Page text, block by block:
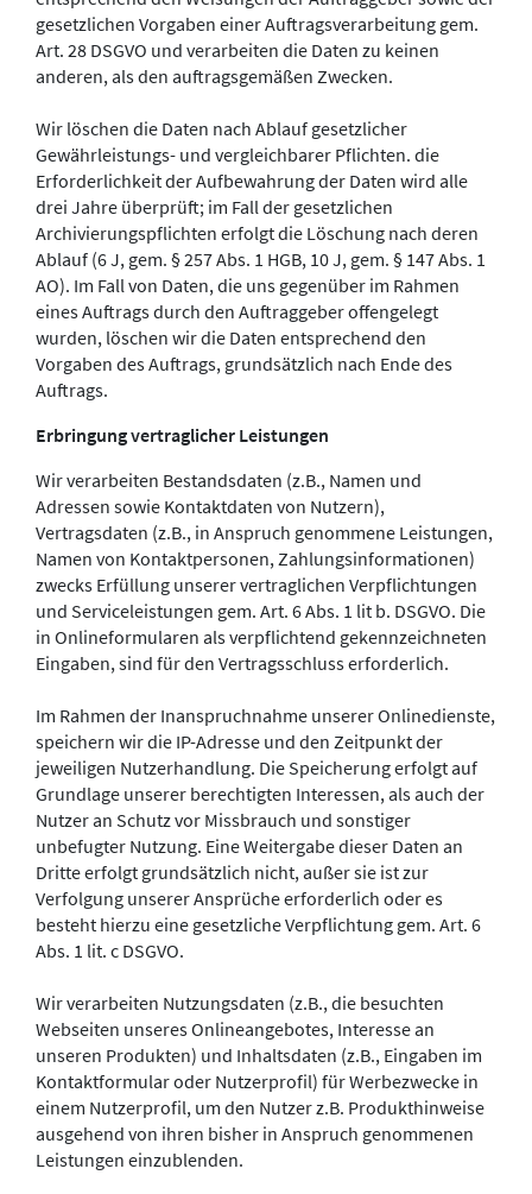
gesetzlichen Vorgaben einer Auftragsverarbeitung gem.
Art. 28 DSGVO und verarbeiten die Daten zu keinen
anderen, als den auftragsgemäßen Zwecken.
Wir löschen die Daten nach Ablauf gesetzlicher
Gewährleistungs- und vergleichbarer Pflichten. die
Erforderlichkeit der Aufbewahrung der Daten wird alle
drei Jahre überprüft; im Fall der gesetzlichen
Archivierungspflichten erfolgt die Löschung nach deren
Ablauf (6 J, gem. § 257 Abs. 1 HGB, 10 J, gem. § 147 Abs. 1
AO). Im Fall von Daten, die uns gegenüber im Rahmen
eines Auftrags durch den Auftraggeber offengelegt
wurden, löschen wir die Daten entsprechend den
Vorgaben des Auftrags, grundsätzlich nach Ende des
Auftrags.
Erbringung vertraglicher Leistungen
Wir verarbeiten Bestandsdaten (z.B., Namen und
Adressen sowie Kontaktdaten von Nutzern),
Vertragsdaten (z.B., in Anspruch genommene Leistungen,
Namen von Kontaktpersonen, Zahlungsinformationen)
zwecks Erfüllung unserer vertraglichen Verpflichtungen
und Serviceleistungen gem. Art. 6 Abs. 1 lit b. DSGVO. Die
in Onlineformularen als verpflichtend gekennzeichneten
Eingaben, sind für den Vertragsschluss erforderlich.
Im Rahmen der Inanspruchnahme unserer Onlinedienste,
speichern wir die IP-Adresse und den Zeitpunkt der
jeweiligen Nutzerhandlung. Die Speicherung erfolgt auf
Grundlage unserer berechtigten Interessen, als auch der
Nutzer an Schutz vor Missbrauch und sonstiger
unbefugter Nutzung. Eine Weitergabe dieser Daten an
Dritte erfolgt grundsätzlich nicht, außer sie ist zur
Verfolgung unserer Ansprüche erforderlich oder es
besteht hierzu eine gesetzliche Verpflichtung gem. Art. 6
Abs. 1 lit. c DSGVO.
Wir verarbeiten Nutzungsdaten (z.B., die besuchten
Webseiten unseres Onlineangebotes, Interesse an
unseren Produkten) und Inhaltsdaten (z.B., Eingaben im
Kontaktformular oder Nutzerprofil) für Werbezwecke in
einem Nutzerprofil, um den Nutzer z.B. Produkthinweise
ausgehend von ihren bisher in Anspruch genommenen
Leistungen einzublenden.